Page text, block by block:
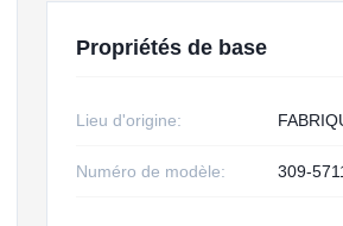
Propriétés de base
Lieu d'origine:
Numéro de modèle: 309-